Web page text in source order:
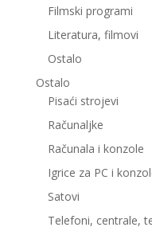
Filmski programi
Literatura, filmovi
Ostalo
Ostalo
Pisaći strojevi
Računaljke
Računala i konzole
Igrice za PC i
Satovi
Telefoni, centrale,